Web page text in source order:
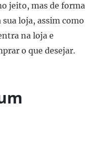
jeito, mas de forma
loja, assim como
na loja e
o que desejar.